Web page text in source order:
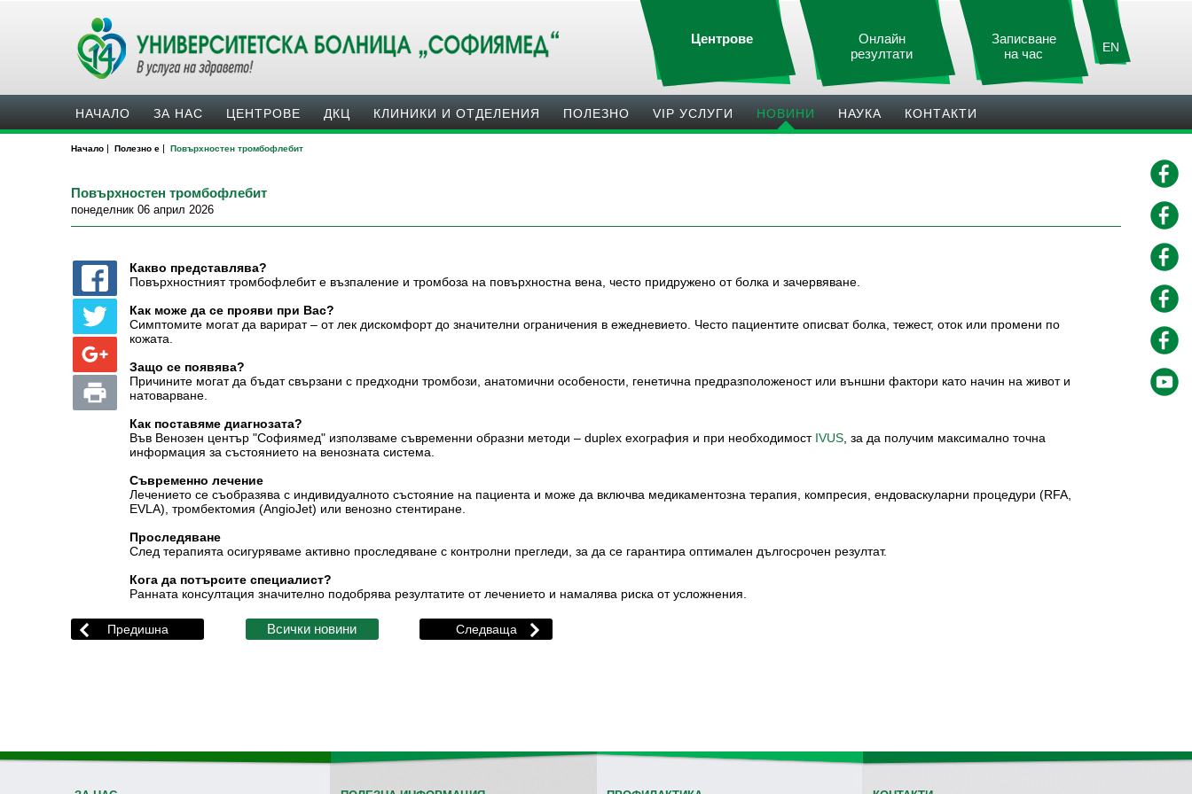
EN
Записване
на час
Онлайн
резултати
Центрове
НАЧАЛО ЗА НАС ЦЕНТРОВЕ ДКЦ КЛИНИКИ И ОТДЕЛЕНИЯ ПОЛЕЗНO VIP УСЛУГИ НОВИНИ НАУКА КОНТАКТИ
Начало | Полезно е | Повърхностен тромбофлебит
Повърхностен тромбофлебит
понеделник 06 април 2026
Какво представлява?
Повърхностният тромбофлебит е възпаление и тромбоза на повърхностна вена, често придружено от болка и зачервяване.
Как може да се прояви при Вас?
Симптомите могат да варират – от лек дискомфорт до значителни ограничения в ежедневието. Често пациентите описват болка, тежест, оток или промени по
кожата.
Защо се появява?
Причините могат да бъдат свързани с предходни тромбози, анатомични особености, генетична предразположеност или външни фактори като начин на живот и
натоварване.
Как поставяме диагнозата?
Във Венозен център "Софиямед" използваме съвременни образни методи – duplex ехография и при необходимост IVUS , за да получим максимално точна
информация за състоянието на венозната система.
Съвременно лечение
Лечението се съобразява с индивидуалното състояние на пациента и може да включва медикаментозна терапия, компресия, ендоваскуларни процедури (RFA,
EVLA), тромбектомия (AngioJet) или венозно стентиране.
Проследяване
След терапията осигуряваме активно проследяване с контролни прегледи, за да се гарантира оптимален дългосрочен резултат.
Кога да потърсите специалист?
Ранната консултация значително подобрява резултатите от лечението и намалява риска от усложнения.